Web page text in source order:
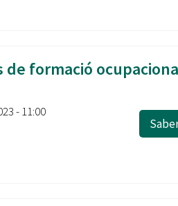
de formació
- 11:00